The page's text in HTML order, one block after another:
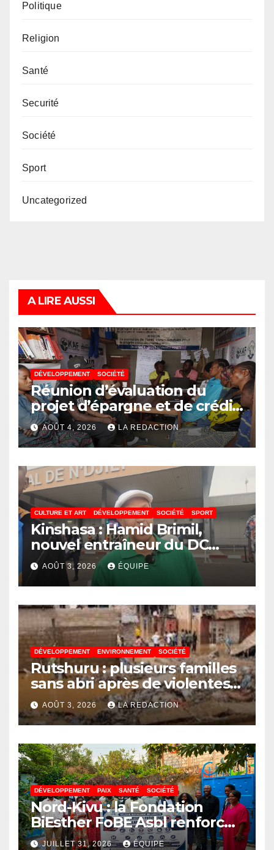
Politique
Religion
Santé
Securité
Société
Sport
Uncategorized
A LIRE AUSSI
DÉVELOPPEMENT SOCIÉTÉ
Réunion d’évaluation du
projet d’épargne et de crédit
de JIRANI MSAADA Asbl : des
résultats encourageants et
une expansion annoncée
AOÛT 4, 2026 LA REDACTION
CULTURE ET ART DÉVELOPPEMENT SOCIÉTÉ SPORT
Kinshasa : Hamid Brimil,
nouvel entraîneur du DC
Virunga sur place, cap sur les
préparatifs de la Coupe de la
Confédération de la CAF
AOÛT 3, 2026 ÉQUIPE
DÉVELOPPEMENT ENVIRONNEMENT SOCIÉTÉ
Rutshuru : plusieurs familles
sans abri après de violentes
intempéries à Vitshumbi
AOÛT 3, 2026 LA REDACTION
DÉVELOPPEMENT PAIX SANTÉ SOCIÉTÉ
Nord-Kivu : la Fondation
BiEsther FoBE Asbl renforce
les capacités des acteurs
JUILLET 31, 2026 ÉQUIPE